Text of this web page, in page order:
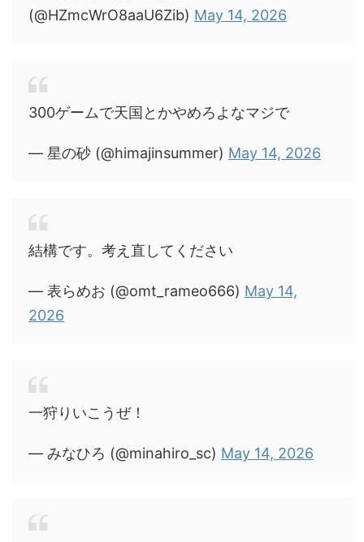
(@HZmcWrO8aaU6Zib) May 14, 2026
300ゲームで天国とかやめろよなマジで
— 星の砂 (@himajinsummer) May 14, 2026
結構です。考え直してください
— 表らめお (@omt_rameo666) May 14,
2026
一狩りいこうぜ！
— みなひろ (@minahiro_sc) May 14, 2026